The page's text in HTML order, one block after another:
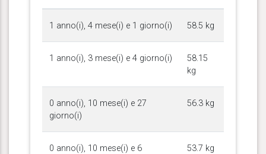
1 anno(i), 4 mese(i) e 1 giorno(i) 58.5 kg
1 anno(i), 3 mese(i) e 4 giorno(i)
58.15
kg
0 anno(i), 10 mese(i) e 27
giorno(i)
56.3 kg
0 anno(i), 10 mese(i) e 6
53.7 kg